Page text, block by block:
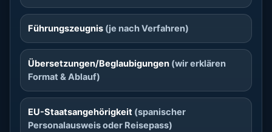
Führungszeugnis (je nach Verfahren)
Übersetzungen/Beglaubigungen (wir erklären
Format & Ablauf)
EU-Staatsangehörigkeit (spanischer
Personalausweis oder Reisepass)